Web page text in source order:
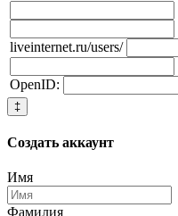
liveinternet.ru/users/
OpenID:
‡
Создать аккаунт
Имя
Фамилия